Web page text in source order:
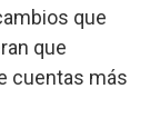
que
que
cuentas más